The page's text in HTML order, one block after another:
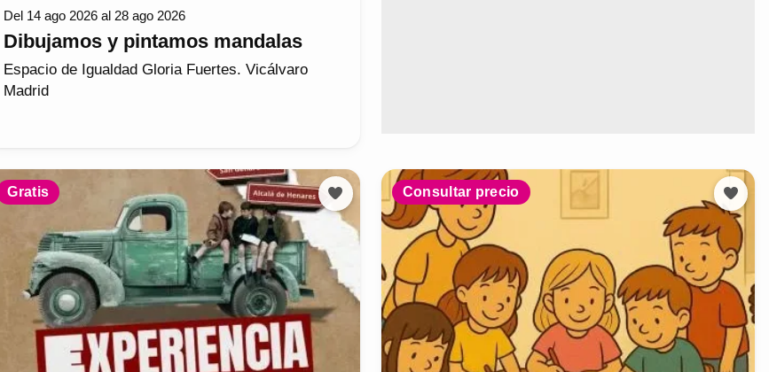
Del 14 ago 2026 al 28 ago 2026
Dibujamos y pintamos mandalas
Espacio de Igualdad Gloria Fuertes. Vicálvaro
Madrid
Gratis Consultar precio